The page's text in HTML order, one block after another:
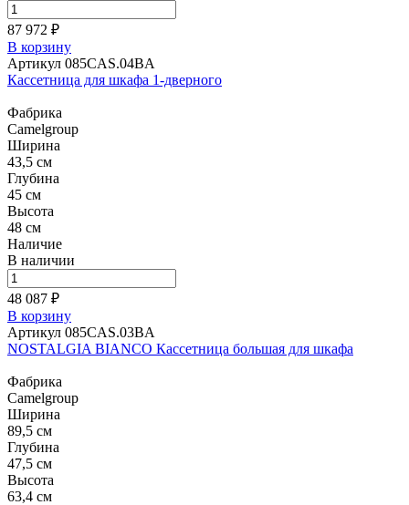
87 972 ₽
В корзину
Артикул 085CAS.04BA
Кассетница для шкафа 1-дверного
Фабрика
Camelgroup
Ширина
43,5 см
Глубина
45 см
Высота
48 см
Наличие
В наличии
48 087 ₽
В корзину
Артикул 085CAS.03BA
NOSTALGIA BIANCO Кассетница большая для шкафа
Фабрика
Camelgroup
Ширина
89,5 см
Глубина
47,5 см
Высота
63,4 см